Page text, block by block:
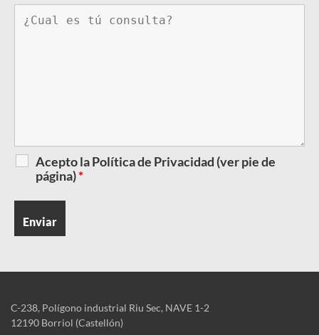
Acepto la Política de Privacidad (ver pie de
página)*
C-238, Polígono industrial Riu Sec, NAVE 1-2
12190 Borriol (Castellón)